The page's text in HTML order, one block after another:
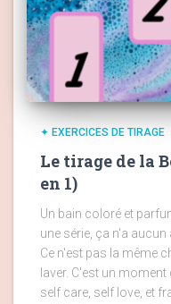
✦ EXERCICES DE TIRAGE
Le tirage de la
en 1)
Un bain coloré et
une série, ça n'a
Ce n'est pas la même
laver. C'est un
self care, self love, et